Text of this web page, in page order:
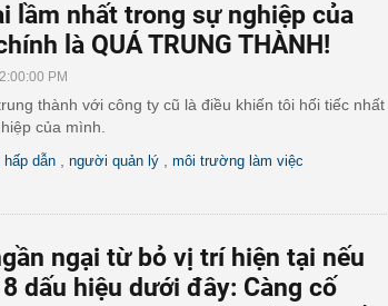
lầm nhất trong sự nghiệp của
là QUÁ TRUNG THÀNH!
PM
thành với công ty cũ là điều khiến tôi hối tiếc nhất
của mình.
hấp dẫn người quản lý môi trường làm việc
ngại từ bỏ vị trí hiện tại nếu
8 dấu hiệu dưới đây: Càng cố